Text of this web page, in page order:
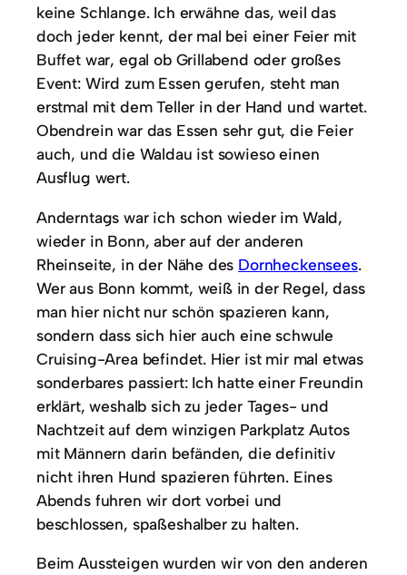
keine Schlange. Ich erwähne das, weil das
doch jeder kennt, der mal bei einer Feier mit
Buffet war, egal ob Grillabend oder großes
Event: Wird zum Essen gerufen, steht man
erstmal mit dem Teller in der Hand und wartet.
Obendrein war das Essen sehr gut, die Feier
auch, und die Waldau ist sowieso einen
Ausflug wert.
Anderntags war ich schon wieder im Wald,
wieder in Bonn, aber auf der anderen
Rheinseite, in der Nähe des Dornheckensees.
Wer aus Bonn kommt, weiß in der Regel, dass
man hier nicht nur schön spazieren kann,
sondern dass sich hier auch eine schwule
Cruising-Area befindet. Hier ist mir mal etwas
sonderbares passiert: Ich hatte einer Freundin
erklärt, weshalb sich zu jeder Tages- und
Nachtzeit auf dem winzigen Parkplatz Autos
mit Männern darin befänden, die definitiv
nicht ihren Hund spazieren führten. Eines
Abends fuhren wir dort vorbei und
beschlossen, spaßeshalber zu halten.
Beim Aussteigen wurden wir von den anderen